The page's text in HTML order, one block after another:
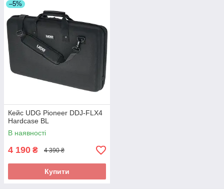
–5%
Кейс UDG Pioneer DDJ-FLX4
Hardcase BL
В наявності
4 190 ₴ 4 390 ₴
Купити